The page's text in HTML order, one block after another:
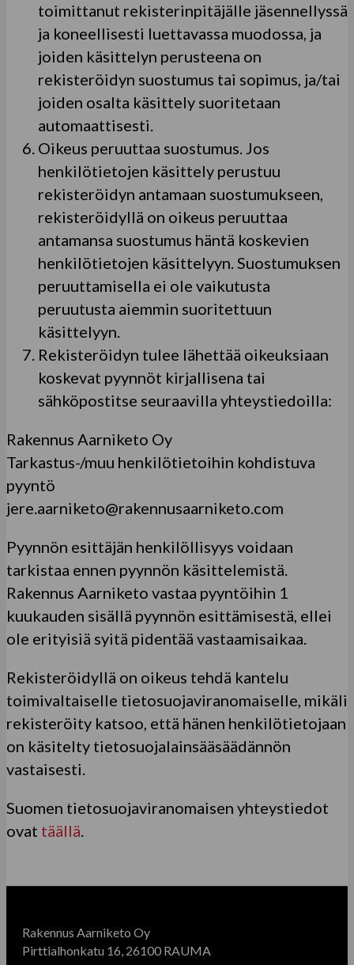
toimittanut rekisterinpitäjälle jäsennellyssä
ja koneellisesti luettavassa muodossa, ja
joiden käsittelyn perusteena on
rekisteröidyn suostumus tai sopimus, ja/tai
joiden osalta käsittely suoritetaan
automaattisesti.
Oikeus peruuttaa suostumus. Jos
henkilötietojen käsittely perustuu
rekisteröidyn antamaan suostumukseen,
rekisteröidyllä on oikeus peruuttaa
antamansa suostumus häntä koskevien
henkilötietojen käsittelyyn. Suostumuksen
peruuttamisella ei ole vaikutusta
peruutusta aiemmin suoritettuun
käsittelyyn.
Rekisteröidyn tulee lähettää oikeuksiaan
koskevat pyynnöt kirjallisena tai
sähköpostitse seuraavilla yhteystiedoilla:
Rakennus Aarniketo Oy
Tarkastus-/muu henkilötietoihin kohdistuva
pyyntö
jere.aarniketo@rakennusaarniketo.com
Pyynnön esittäjän henkilöllisyys voidaan
tarkistaa ennen pyynnön käsittelemistä.
Rakennus Aarniketo vastaa pyyntöihin 1
kuukauden sisällä pyynnön esittämisestä, ellei
ole erityisiä syitä pidentää vastaamisaikaa.
Rekisteröidyllä on oikeus tehdä kantelu
toimivaltaiselle tietosuojaviranomaiselle, mikäli
rekisteröity katsoo, että hänen henkilötietojaan
on käsitelty tietosuojalainsääsäädännön
vastaisesti.
Suomen tietosuojaviranomaisen yhteystiedot
ovat täällä.
Rakennus Aarniketo Oy
Pirttialhonkatu 16, 26100 RAUMA